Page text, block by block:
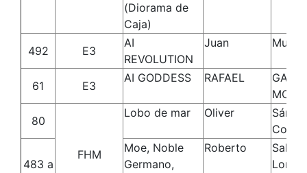
(Diorama de
Caja)
492 E3
AI
REVOLUTION
Juan
61 E3
AI GODDESS RAFAEL
80
FHM
Lobo de mar Oliver
Correa
483 a
Moe, Noble
Germano,
Roberto